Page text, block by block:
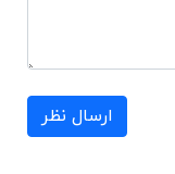
ارسال نظر